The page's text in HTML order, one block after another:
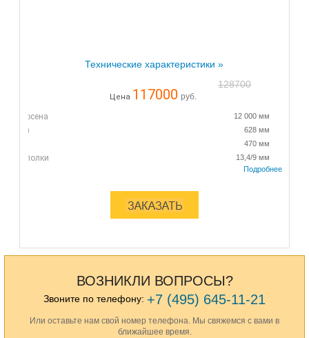
Технические характеристики »
128700
Цена 117000 руб.
Ларсена 12 000 мм
628 мм
470 мм
полки 13,4/9 мм
47 402 см4/м
согласно ГОСТ 4781-85, ТУ 14-2-879-89 и 14-102-147-93
ВОЗНИКЛИ ВОПРОСЫ?
Звоните по телефону: +7 (495) 645-11-21
Или оставьте нам свой номер телефона. Мы свяжемся с вами в
ближайшее время.